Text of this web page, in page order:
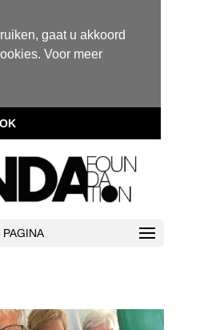
gaat u akkoord
Voor meer
OK